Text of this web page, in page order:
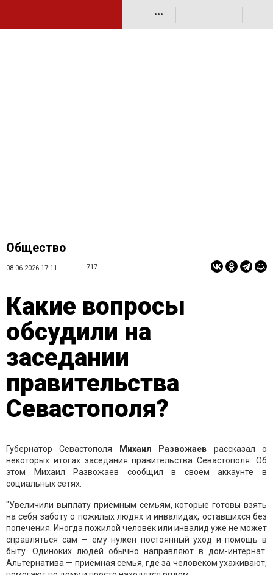
•••
Общество
08.06.2026 17:11 717
Какие вопросы
обсудили на
заседании
правительства
Севастополя?
Губернатор Севастополя Михаил Развожаев рассказал о
некоторых итогах заседания правительства Севастополя: Об
этом Михаил Развожаев сообщил в своем аккаунте в
социальных сетях.
"Увеличили выплату приёмным семьям, которые готовы взять
на себя заботу о пожилых людях и инвалидах, оставшихся без
попечения. Иногда пожилой человек или инвалид уже не может
справляться сам — ему нужен постоянный уход и помощь в
быту. Одиноких людей обычно направляют в дом-интернат.
Альтернатива — приёмная семья, где за человеком ухаживают,